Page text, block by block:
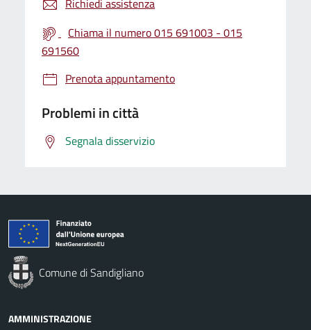
Chiama il numero 015 691003 - 015
691560
Prenota appuntamento
Problemi in città
Segnala disservizio
Comune di Sandigliano
AMMINISTRAZIONE